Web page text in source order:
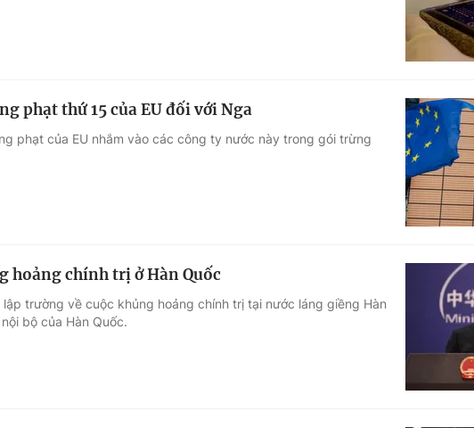
phạt thứ 15 của EU đối với Nga
phạt của EU nhắm vào các công ty nước này trong gói trừng
hoảng chính trị ở Hàn Quốc
trường về cuộc khủng hoảng chính trị tại nước láng giềng Hàn
bộ của Hàn Quốc.